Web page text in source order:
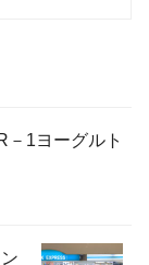
－1ヨーグルト